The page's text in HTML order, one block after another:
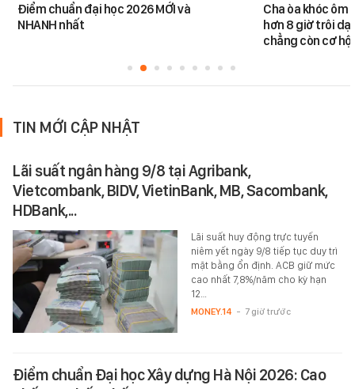
Điểm chuẩn đại học 2026 MỚI và
NHANH nhất
Cha òa khóc ôm
hơn 8 giờ trôi
chẳng còn cơ
TIN MỚI CẬP NHẬT
Lãi suất ngân hàng 9/8 tại Agribank,
Vietcombank, BIDV, VietinBank, MB, Sacombank,
HDBank,...
Lãi suất huy động trực tuyến
niêm yết ngày 9/8 tiếp tục duy trì
mặt bằng ổn định. ACB giữ mức
cao nhất 7,8%/năm cho kỳ hạn
12…
MONEY.14 - 7 giờ trước
Điểm chuẩn Đại học Xây dựng Hà Nội 2026: Cao